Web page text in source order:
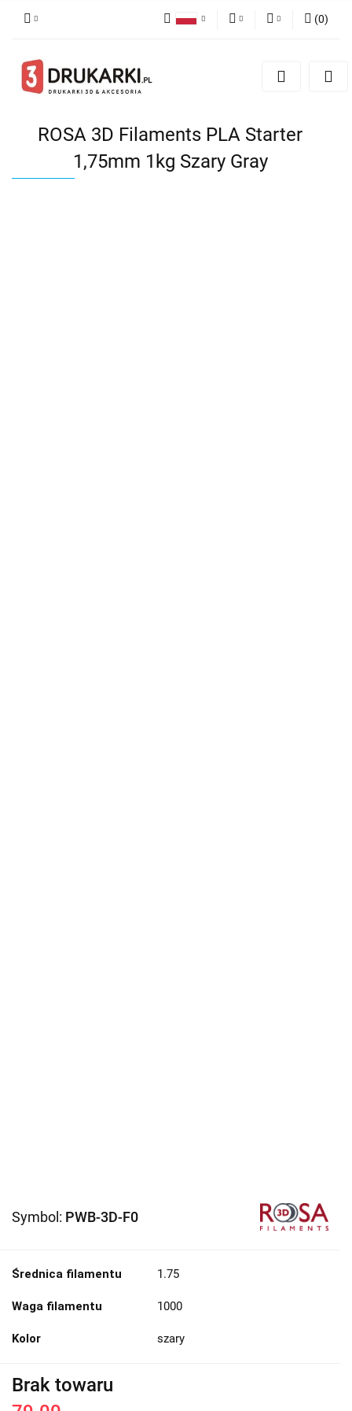
English
Zarejestruj się
(0)
ROSA 3D Filaments PLA Starter
1,75mm 1kg Szary Gray
Symbol: PWB-3D-F0
Średnica filamentu 1.75
Waga filamentu 1000
Kolor szary
Brak towaru